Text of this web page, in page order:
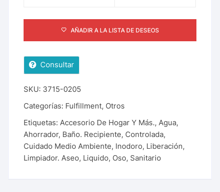
AÑADIR A LA LISTA DE DESEOS
Consultar
SKU: 3715-0205
Categorías: Fulfillment, Otros
Etiquetas:Accesorio De Hogar Y Más.,Agua,
Ahorrador, Baño. Recipiente, Controlada,
Cuidado Medio Ambiente, Inodoro, Liberación,
Limpiador. Aseo, Liquido, Oso, Sanitario